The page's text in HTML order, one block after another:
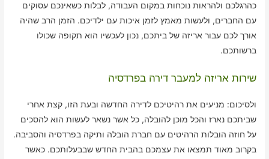
כהרגלכם ולהראות נוכחות במקום העבודה, לבלות כשאינכם עסוקים
עם החברים, ולעשות מאמץ לזמן איכות עם ילדיכם. הזמן הרב שהיה
אורך לכם עבור אריזה של ביתכם, נכון לעכשיו הוא תקופה שכולו
ברשותכם.
שירות אריזה למעבר דירה בפרדסיה
ולסיכום: מניעים את רהיטיכם לדירה החדשה ובעת הזו, קצת אחרי
שביתכם נארז והכל מוכן להובלה, כל אשר נשאר לעשות הוא להסכים
על חוזה הובלות הרהיטים עם חברת הובלה ותיקה בפרדסיה והסביבה.
בקרוב מאוד תמצאו את עצמכם בהבית החדש שבבעלותכם. כאשר